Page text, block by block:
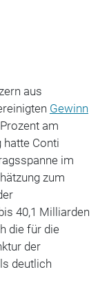
aus
Gewinn
am
Conti
im
zum
40,1 Milliarden
die für die
der
deutlich